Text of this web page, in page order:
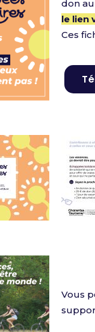
don
le lien
Ces
Vous